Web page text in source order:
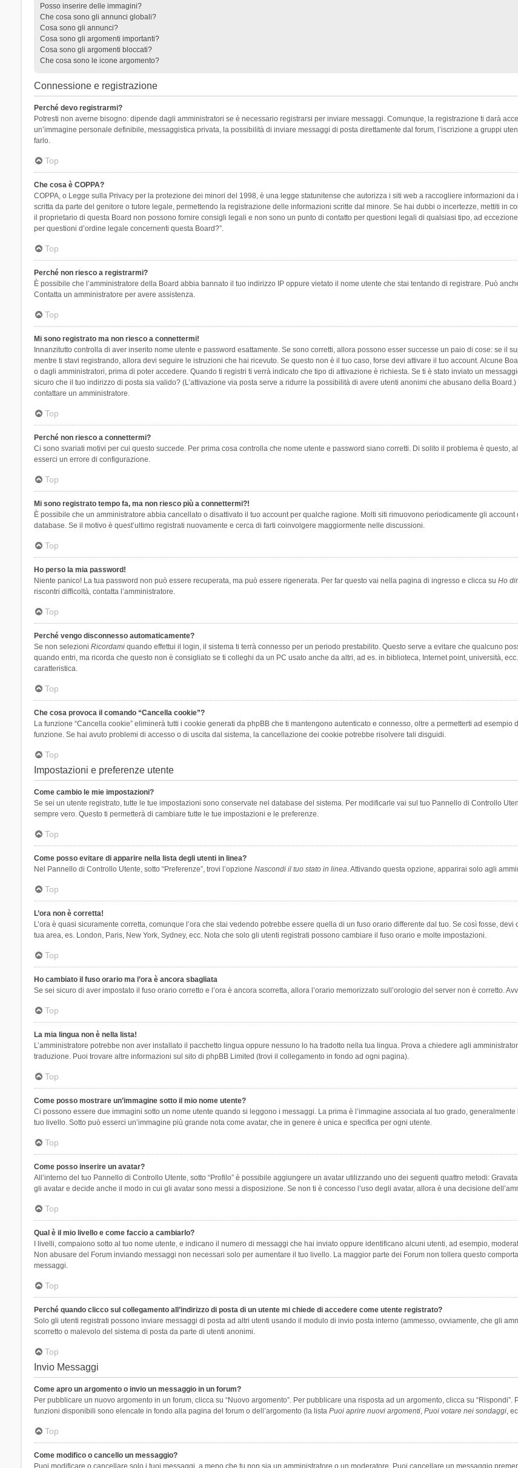
Posso inserire delle immagini?
Che cosa sono gli annunci globali?
Cosa sono gli annunci?
Cosa sono gli argomenti importanti?
Cosa sono gli argomenti bloccati?
Che cosa sono le icone argomento?
Connessione e registrazione
Perché devo registrarmi?
Potresti non averne bisogno: dipende dagli amministratori se è necessario registrarsi per inviare messaggi. Comunque, la registrazione ti darà
un’immagine personale definibile, messaggistica privata, la possibilità di inviare messaggi di posta direttamente dal forum, l’iscrizione a gruppi
farlo.
Top
Che cosa è COPPA?
COPPA, o Legge sulla Privacy per la protezione dei minori del 1998, è una legge statunitense che autorizza i siti web a raccogliere informazioni
scritta da parte del genitore o tutore legale, permettendo la registrazione delle informazioni scritte dal minore. Se hai dubbi o incertezze, mettiti in
il proprietario di questa Board non possono fornire consigli legali e non sono un punto di contatto per questioni legali di qualsiasi tipo, ad
per questioni d’ordine legale concernenti questa Board?”.
Top
Perché non riesco a registrarmi?
È possibile che l’amministratore della Board abbia bannato il tuo indirizzo IP oppure vietato il nome utente che stai tentando di registrare. Può
Contatta un amministratore per avere assistenza.
Top
Mi sono registrato ma non riesco a connettermi!
Innanzitutto controlla di aver inserito nome utente e password esattamente. Se sono corretti, allora possono esser successe un paio di cose: se il
mentre ti stavi registrando, allora devi seguire le istruzioni che hai ricevuto. Se questo non è il tuo caso, forse devi attivare il tuo account. Alcune
o dagli amministratori, prima di poter accedere. Quando ti registri ti verrà indicato che tipo di attivazione è richiesta. Se ti è stato inviato un
sicuro che il tuo indirizzo di posta sia valido? (L’attivazione via posta serve a ridurre la possibilità di avere utenti anonimi che abusano della
contattare un amministratore.
Top
Perché non riesco a connettermi?
Ci sono svariati motivi per cui questo succede. Per prima cosa controlla che nome utente e password siano corretti. Di solito il problema è questo,
esserci un errore di configurazione.
Top
Mi sono registrato tempo fa, ma non riesco più a connettermi?!
È possibile che un amministratore abbia cancellato o disattivato il tuo account per qualche ragione. Molti siti rimuovono periodicamente gli
database. Se il motivo è quest’ultimo registrati nuovamente e cerca di farti coinvolgere maggiormente nelle discussioni.
Top
Ho perso la mia password!
Niente panico! La tua password non può essere recuperata, ma può essere rigenerata. Per far questo vai nella pagina di ingresso e clicca su Ho
riscontri difficoltà, contatta l’amministratore.
Top
Perché vengo disconnesso automaticamente?
Se non selezioni Ricordamiquando effettui il login, il sistema ti terrà connesso per un periodo prestabilito. Questo serve a evitare che qualcuno
quando entri, ma ricorda che questo non è consigliato se ti colleghi da un PC usato anche da altri, ad es. in biblioteca, Internet point, università,
caratteristica.
Top
Che cosa provoca il comando “Cancella cookie”?
La funzione “Cancella cookie” eliminerà tutti i cookie generati da phpBB che ti mantengono autenticato e connesso, oltre a permetterti ad
funzione. Se hai avuto problemi di accesso o di uscita dal sistema, la cancellazione dei cookie potrebbe risolvere tali disguidi.
Top
Impostazioni e preferenze utente
Come cambio le mie impostazioni?
Se sei un utente registrato, tutte le tue impostazioni sono conservate nel database del sistema. Per modificarle vai sul tuo Pannello di Controllo
sempre vero. Questo ti permetterà di cambiare tutte le tue impostazioni e le preferenze.
Top
Come posso evitare di apparire nella lista degli utenti in linea?
Nel Pannello di Controllo Utente, sotto “Preferenze”, trovi l’opzione Nascondi il tuo stato in linea. Attivando questa opzione, apparirai solo agli
Top
L’ora non è corretta!
L’ora è quasi sicuramente corretta, comunque l’ora che stai vedendo potrebbe essere quella di un fuso orario differente dal tuo. Se così fosse,
tua area, es. London, Paris, New York, Sydney, ecc. Nota che solo gli utenti registrati possono cambiare il fuso orario e molte impostazioni.
Top
Ho cambiato il fuso orario ma l’ora è ancora sbagliata
Se sei sicuro di aver impostato il fuso orario corretto e l’ora è ancora scorretta, allora l’orario memorizzato sull’orologio del server non è corretto.
Top
La mia lingua non è nella lista!
L’amministratore potrebbe non aver installato il pacchetto lingua oppure nessuno lo ha tradotto nella tua lingua. Prova a chiedere agli
traduzione. Puoi trovare altre informazioni sul sito di phpBB Limited (trovi il collegamento in fondo ad ogni pagina).
Top
Come posso mostrare un’immagine sotto il mio nome utente?
Ci possono essere due immagini sotto un nome utente quando si leggono i messaggi. La prima è l’immagine associata al tuo grado,
tuo livello. Sotto può esserci un’immagine più grande nota come avatar, che in genere è unica e specifica per ogni utente.
Top
Come posso inserire un avatar?
All’interno del tuo Pannello di Controllo Utente, sotto “Profilo” è possibile aggiungere un avatar utilizzando uno dei seguenti quattro metodi:
gli avatar e decide anche il modo in cui gli avatar sono messi a disposizione. Se non ti è concesso l’uso degli avatar, allora è una decisione
Top
Qual è il mio livello e come faccio a cambiarlo?
I livelli, compaiono sotto al tuo nome utente, e indicano il numero di messaggi che hai inviato oppure identificano alcuni utenti, ad esempio,
Non abusare del Forum inviando messaggi non necessari solo per aumentare il tuo livello. La maggior parte dei Forum non tollera questo
messaggi.
Top
Perché quando clicco sul collegamento all’indirizzo di posta di un utente mi chiede di accedere come utente registrato?
Solo gli utenti registrati possono inviare messaggi di posta ad altri utenti usando il modulo di invio posta interno (ammesso, ovviamente, che gli
scorretto o malevolo del sistema di posta da parte di utenti anonimi.
Top
Invio Messaggi
Come apro un argomento o invio un messaggio in un forum?
Per pubblicare un nuovo argomento in un forum, clicca su “Nuovo argomento”. Per pubblicare una risposta ad un argomento, clicca su
funzioni disponibili sono elencate in fondo alla pagina del forum o dell’argomento (la lista Puoi aprire nuovi argomenti, Puoi votare nei sondaggi,
Top
Come modifico o cancello un messaggio?
Puoi modificare o cancellare solo i tuoi messaggi, a meno che tu non sia un amministratore o un moderatore. Puoi cancellare un messaggio